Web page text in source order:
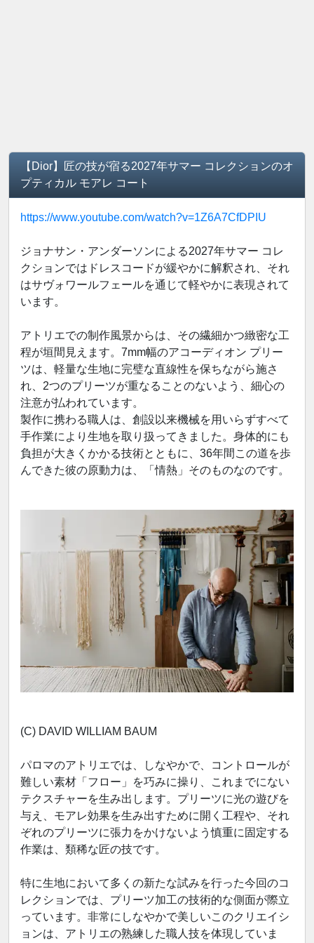
【Dior】匠の技が宿る2027年サマー コレクションのオ
プティカル モアレ コート
https://www.youtube.com/watch?v=1Z6A7CfDPIU
ジョナサン・アンダーソンによる2027年サマー コレ
クションではドレスコードが緩やかに解釈され、それ
はサヴォワールフェールを通じて軽やかに表現されて
います。
アトリエでの制作風景からは、その繊細かつ緻密な工
程が垣間見えます。7mm幅のアコーディオン プリー
ツは、軽量な生地に完璧な直線性を保ちながら施さ
れ、2つのプリーツが重なることのないよう、細心の
注意が払われています。
製作に携わる職人は、創設以来機械を用いらずすべて
手作業により生地を取り扱ってきました。身体的にも
負担が大きくかかる技術とともに、36年間この道を歩
んできた彼の原動力は、「情熱」そのものなのです。
(C) DAVID WILLIAM BAUM
パロマのアトリエでは、しなやかで、コントロールが
難しい素材「フロー」を巧みに操り、これまでにない
テクスチャーを生み出します。プリーツに光の遊びを
与え、モアレ効果を生み出すために開く工程や、それ
ぞれのプリーツに張力をかけないよう慎重に固定する
作業は、類稀な匠の技です。
特に生地において多くの新たな試みを行った今回のコ
レクションでは、プリーツ加工の技術的な側面が際立
っています。非常にしなやかで美しいこのクリエイシ
ョンは、アトリエの熟練した職人技を体現していま